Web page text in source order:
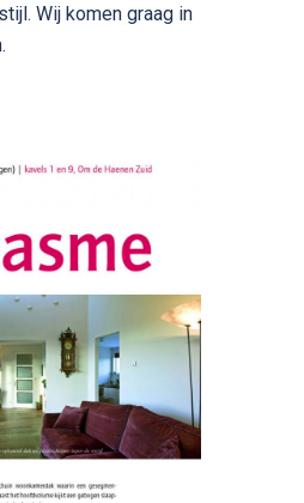
Wij komen graag in